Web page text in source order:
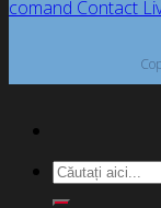
comand Contact
Caută
după: